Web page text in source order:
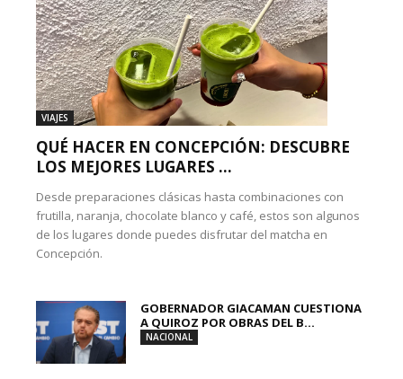
VIAJES
QUÉ HACER EN CONCEPCIÓN: DESCUBRE
LOS MEJORES LUGARES ...
Desde preparaciones clásicas hasta combinaciones con
frutilla, naranja, chocolate blanco y café, estos son algunos
de los lugares donde puedes disfrutar del matcha en
Concepción.
GOBERNADOR GIACAMAN CUESTIONA
A QUIROZ POR OBRAS DEL B...
NACIONAL